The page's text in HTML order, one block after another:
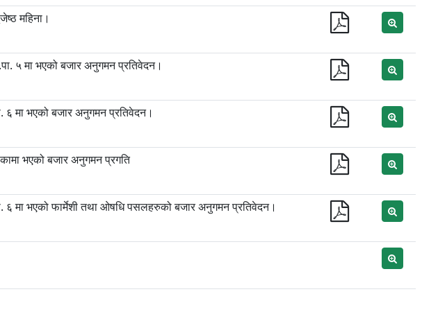
महिना।
५ मा भएको बजार अनुगमन प्रतिवेदन।
मा भएको बजार अनुगमन प्रतिवेदन।
भएको बजार अनुगमन प्रगति
मा भएको फार्मेशी तथा ओषधि पसलहरुको बजार अनुगमन प्रतिवेदन।